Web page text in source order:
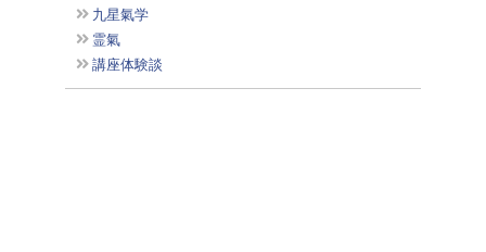
九星氣学
霊氣
講座体験談